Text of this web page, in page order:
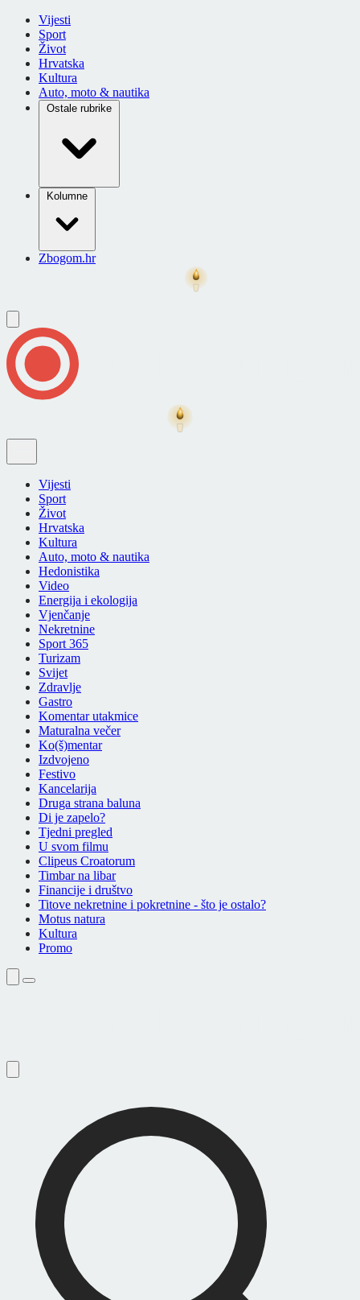
Vijesti
Sport
Život
Hrvatska
Kultura
Auto, moto & nautika
Ostale rubrike
Kolumne
Zbogom.hr
Vijesti
Sport
Život
Hrvatska
Kultura
Auto, moto & nautika
Hedonistika
Video
Energija i ekologija
Vjenčanje
Nekretnine
Sport 365
Turizam
Svijet
Zdravlje
Gastro
Komentar utakmice
Maturalna večer
Ko(š)mentar
Izdvojeno
Festivo
Kancelarija
Druga strana baluna
Di je zapelo?
Tjedni pregled
U svom filmu
Clipeus Croatorum
Timbar na libar
Financije i društvo
Titove nekretnine i pokretnine - što je ostalo?
Motus natura
Kultura
Promo